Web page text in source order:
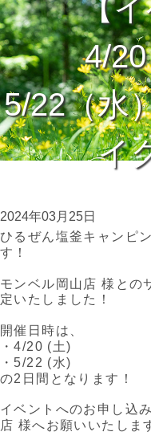
【
4/
5/22（水
イ
2024年03月25日
ひるぜん塩釜キャンピ
す！
モンベル岡山店 様との
定いたしました！
開催日時は、
・4/20 (土)
・5/22 (水)
の2日間となります！
イベントへのお申し込
店 様へお願いいたしま